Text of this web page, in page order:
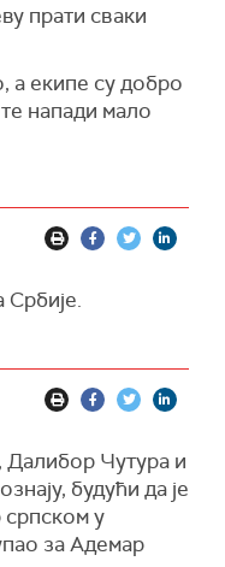
прати сваки
а екипе су добро
напади мало
Србије.
Далибор Чутура и
будући да је
српском у
за Адемар